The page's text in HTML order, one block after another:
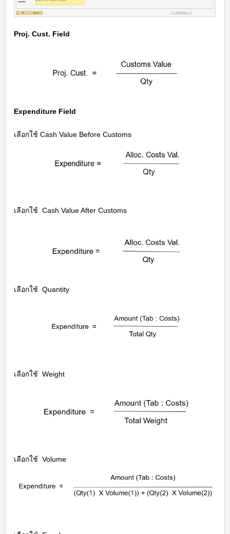
Proj. Cust. Field
Expenditure Field
เลือกใช้ Cash Value Before Customs
เลือกใช้ Cash Value After Customs
เลือกใช้ Quantity
เลือกใช้ Weight
เลือกใช้ Volume